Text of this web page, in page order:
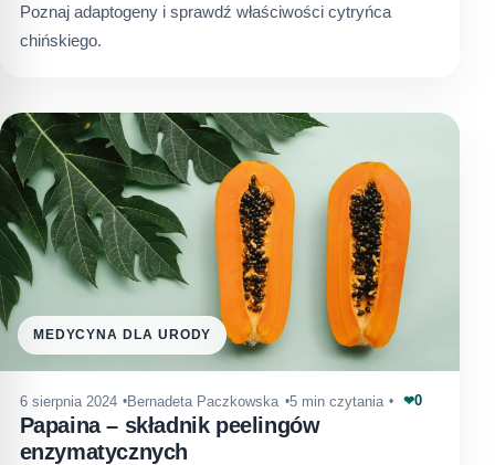
Poznaj adaptogeny i sprawdź właściwości cytryńca
chińskiego.
MEDYCYNA DLA URODY
6 sierpnia 2024 Bernadeta Paczkowska 5 min czytania ❤0
Papaina – składnik peelingów
enzymatycznych